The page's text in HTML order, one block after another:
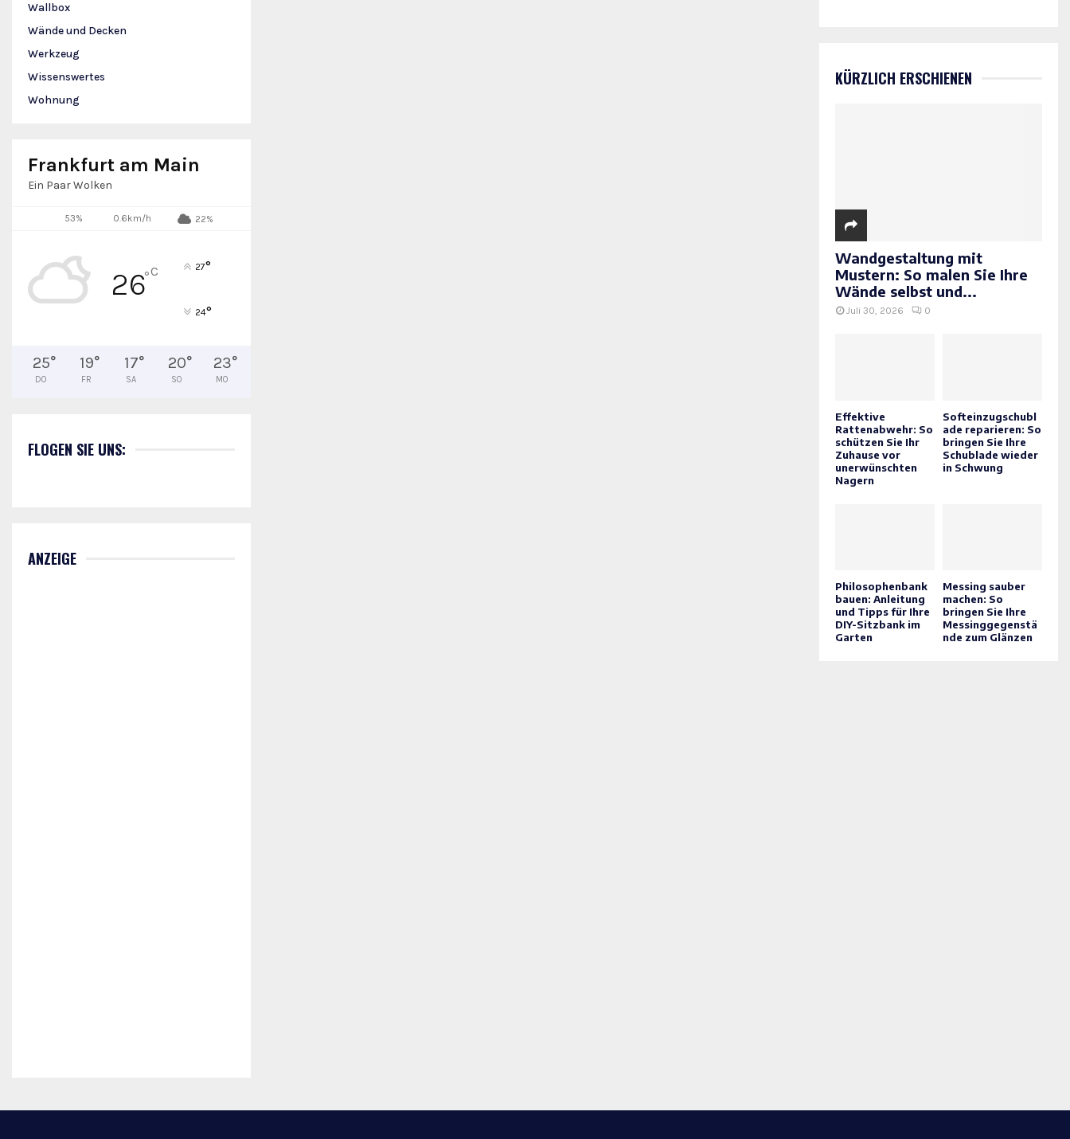
Wallbox
Wände und Decken
Werkzeug
Wissenswertes
Wohnung
Frankfurt am Main
Ein Paar Wolken
53% 0.6km/h 22%
26°C 27°
24°
25°
DO
19°
FR
17°
SA
20°
SO
23°
MO
FLOGEN SIE UNS:
ANZEIGE
KÜRZLICH ERSCHIENEN
Wandgestaltung mit
Mustern: So malen Sie Ihre
Wände selbst und...
Juli 30, 2026 0
Effektive
Rattenabwehr: So
schützen Sie Ihr
Zuhause vor
unerwünschten
Nagern
Softeinzugschubl
ade reparieren: So
bringen Sie Ihre
Schublade wieder
in Schwung
Philosophenbank
bauen: Anleitung
und Tipps für Ihre
DIY-Sitzbank im
Garten
Messing sauber
machen: So
bringen Sie Ihre
Messinggegenstä
nde zum Glänzen